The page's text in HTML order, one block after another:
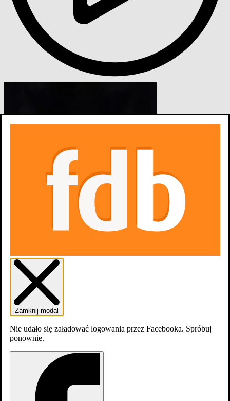
Trailer #1
Zamknij modal
Nie udało się załadować logowania przez Facebooka. Spróbuj
ponownie.